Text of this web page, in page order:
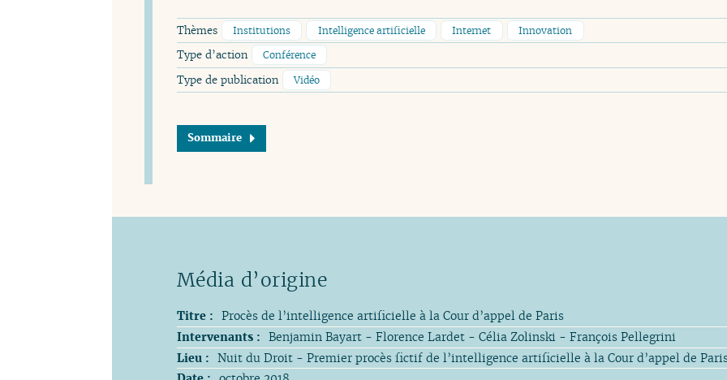
Thèmes Institutions Intelligence artificielle Internet Innovation
Type d’action Conférence
Type de publication Vidéo
Sommaire
Titre : Procès de l’intelligence artificielle à la Cour d’appel de Paris
Intervenants : Benjamin Bayart - Florence Lardet - Célia Zolinski - François Pellegrini
Lieu : Nuit du Droit - Premier procès fictif de l’intelligence artificielle à la Cour d’appel de